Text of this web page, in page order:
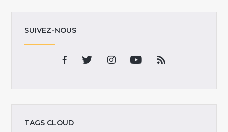
SUIVEZ-NOUS
TAGS CLOUD